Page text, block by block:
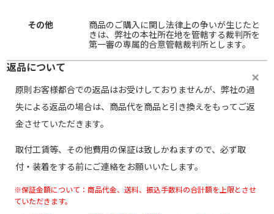
その他
商品のご購入に関し法律上の争いが生じたと
きは、弊社の本社所在地を管轄する裁判所を
第一審の専属的合意管轄裁判所とします。
返品について
原則お客様都合での返品はお受けしておりませんが、弊社の過
失による返品の場合は、商品代を商品と引き換えをもってご返
金させていただきます。
取付工賃等、その他費用の保証は致しかねますので、必ず取
付・装着をする前にご連絡をお願いいたします。
※保証金額について：商品代金、送料、振込手数料の合計額を上限とさせ
ていただきます。